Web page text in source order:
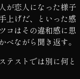
が恋人になった様子
上げだ、といった感
コはその違和感に思
ながら聞き返す。
テストでは別に何と